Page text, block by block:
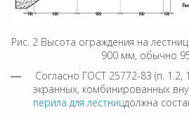
Рис. 2 Высота ограждения на
900 мм, обычно
Согласно ГОСТ 25772-83 (п. 1.2,
экранных, комбинированных
перила для лестницдолжна